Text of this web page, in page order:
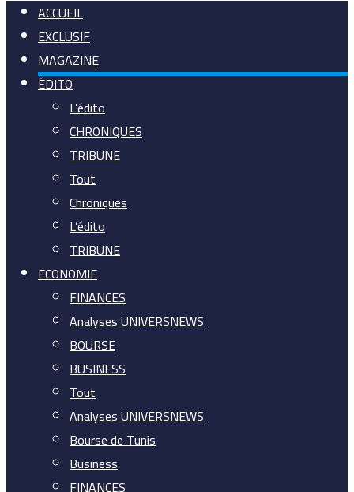
ACCUEIL
EXCLUSIF
MAGAZINE
ÉDITO
L’édito
CHRONIQUES
TRIBUNE
Tout
Chroniques
L’édito
TRIBUNE
ECONOMIE
FINANCES
Analyses UNIVERSNEWS
BOURSE
BUSINESS
Tout
Analyses UNIVERSNEWS
Bourse de Tunis
Business